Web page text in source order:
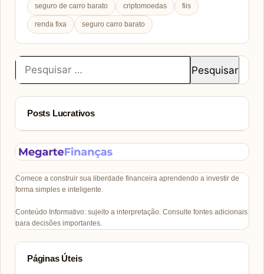
seguro de carro barato criptomoedas fiis
renda fixa seguro carro barato
Pesquisar
por:
Posts Lucrativos
Comece a construir sua liberdade financeira aprendendo a investir de
forma simples e inteligente.
Conteúdo Informativo: sujeito a interpretação. Consulte fontes adicionais
para decisões importantes.
Páginas Úteis